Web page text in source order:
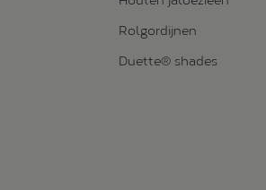
Rolgordijnen
Duette® shades